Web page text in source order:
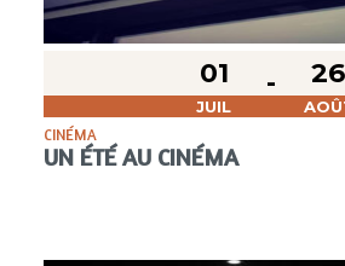
01
JUIL
26
CINÉMA
UN ÉTÉ AU CINÉMA